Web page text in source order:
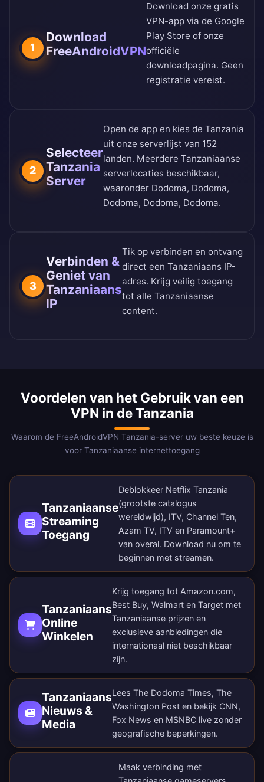
1
Download
FreeAndroidVPN
Download onze gratis
VPN-app via de Google
Play Store of onze
officiële
downloadpagina. Geen
registratie vereist.
2
Selecteer
Tanzania
Server
Open de app en kies de Tanzania
uit onze serverlijst van 152
landen. Meerdere Tanzaniaanse
serverlocaties beschikbaar,
waaronder Dodoma, Dodoma,
Dodoma, Dodoma, Dodoma.
3
Verbinden &
Geniet van
Tanzaniaans
IP
Tik op verbinden en ontvang
direct een Tanzaniaans IP-
adres. Krijg veilig toegang
tot alle Tanzaniaanse
content.
Voordelen van het Gebruik van een
VPN in de Tanzania
Waarom de FreeAndroidVPN Tanzania-server uw beste keuze is
voor Tanzaniaanse internettoegang
Tanzaniaanse
Streaming
Toegang
Deblokkeer Netflix Tanzania
(grootste catalogus
wereldwijd), ITV, Channel Ten,
Azam TV, ITV en Paramount+
van overal. Download nu om te
beginnen met streamen.
Tanzaniaans
Online
Winkelen
Krijg toegang tot Amazon.com,
Best Buy, Walmart en Target met
Tanzaniaanse prijzen en
exclusieve aanbiedingen die
internationaal niet beschikbaar
zijn.
Tanzaniaans
Nieuws &
Media
Lees The Dodoma Times, The
Washington Post en bekijk CNN,
Fox News en MSNBC live zonder
geografische beperkingen.
Maak verbinding met